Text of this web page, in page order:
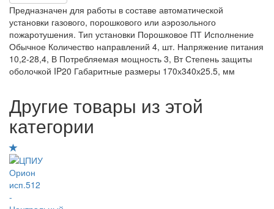
Предназначен для работы в составе автоматической
установки газового, порошкового или аэрозольного
пожаротушения. Тип установки Порошковое ПТ Исполнение
Обычное Количество направлений 4, шт. Напряжение питания
10,2-28,4, В Потребляемая мощность 3, Вт Степень защиты
оболочкой IP20 Габаритные размеры 170х340х25.5, мм
Другие товары из этой
категории